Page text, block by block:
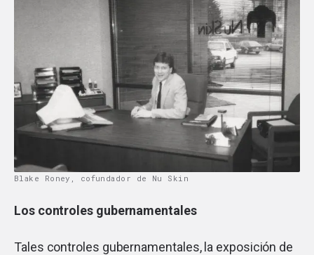
Blake Roney, cofundador de Nu Skin
Los controles gubernamentales
Tales controles gubernamentales, la exposición de